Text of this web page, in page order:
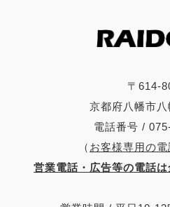
〒614-
京都府八幡市
電話番号 /
（ お客様専用の
営業電話・広告等の電話